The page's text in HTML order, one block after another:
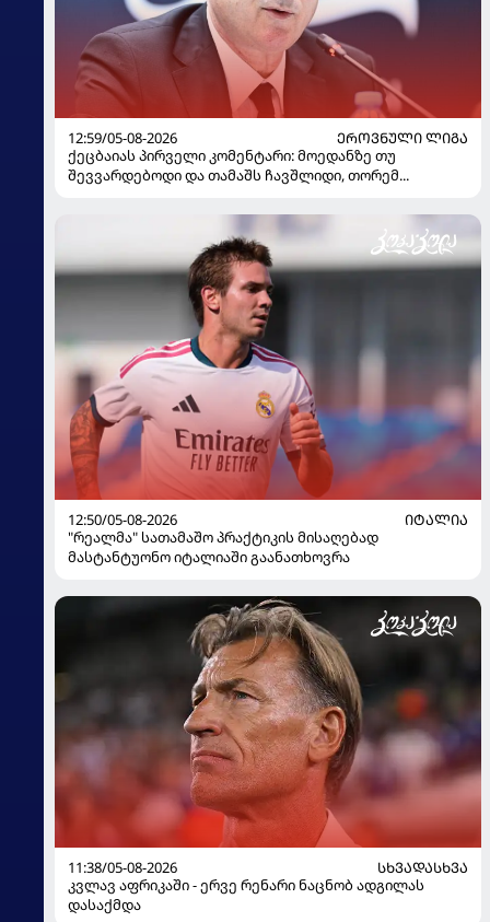
12:59/05-08-2026
ᲔᲠᲝᲕᲜᲣᲚᲘ ᲚᲘᲒᲐ
ქეცბაიას პირველი კომენტარი: მოედანზე თუ
შევვარდებოდი და თამაშს ჩავშლიდი, თორემ...
12:50/05-08-2026
ᲘᲢᲐᲚᲘᲐ
"რეალმა" სათამაშო პრაქტიკის მისაღებად
მასტანტუონო იტალიაში გაანათხოვრა
11:38/05-08-2026
ᲡᲮᲕᲐᲓᲐᲡᲮᲕᲐ
კვლავ აფრიკაში - ერვე რენარი ნაცნობ ადგილას
დასაქმდა